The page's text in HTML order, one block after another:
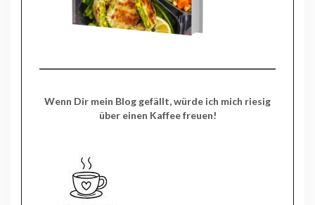
Wenn Dir mein Blog gefällt, würde ich mich riesig
über einen Kaffee freuen!